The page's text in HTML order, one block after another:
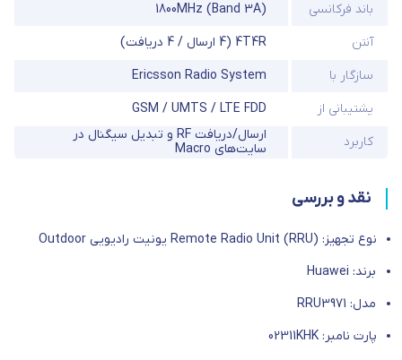
باند فرکانسی
1800MHz (Band 3A)
آنتن
4T4R (4 ارسال / 4 دریافت)
سازگار با
Ericsson Radio System
پشتیبانی از
GSM / UMTS / LTE FDD
کاربرد
ارسال/دریافت RF و تبدیل سیگنال در
سایت‌های Macro
نقد و بررسی
نوع تجهیز: Remote Radio Unit (RRU) یونیت رادیویی Outdoor
برند: Huawei
مدل: RRU3971
پارت نامبر: 02311KHK